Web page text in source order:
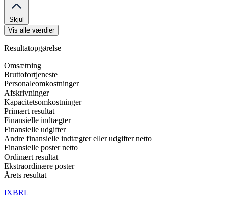
Skjul
Vis alle værdier
Resultatopgørelse
Omsætning
Bruttofortjeneste
Personaleomkostninger
Afskrivninger
Kapacitetsomkostninger
Primært resultat
Finansielle indtægter
Finansielle udgifter
Andre finansielle indtægter eller udgifter netto
Finansielle poster netto
Ordinært resultat
Ekstraordinære poster
Årets resultat
IXBRL